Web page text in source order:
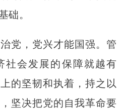
础。
党，党兴才能国强。管
社会发展的保障就越有
的坚韧和执着，持之以
坚决把党的自我革命要